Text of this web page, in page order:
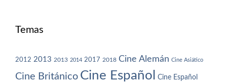
Temas
2012 2013 2013 2014 2017 2018 Cine Alemán Cine Asiático
Cine Británico Cine Español Cine Español